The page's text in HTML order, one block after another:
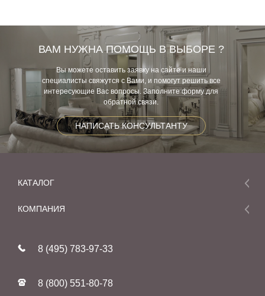
ВАМ НУЖНА ПОМОЩЬ В ВЫБОРЕ ?
Вы можете оставить заявку на сайте и наши
специалисты свяжутся с Вами, и помогут решить все
интересующие Вас вопросы. Заполните форму для
обратной связи.
НАПИСАТЬ КОНСУЛЬТАНТУ
КАТАЛОГ
Мебель
Фабрики
КОМПАНИЯ
Реставрация
Контакты
8 (495) 783-97-33
8 (800) 551-80-78